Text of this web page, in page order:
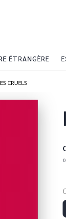
ÉTRANGÈRE
CRUELS